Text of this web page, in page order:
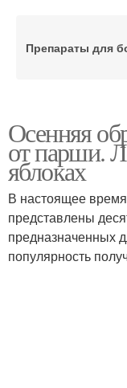
Препараты для
Осенняя
от парши.
яблоках
В настоящее
представлены
предназначенных
популярность